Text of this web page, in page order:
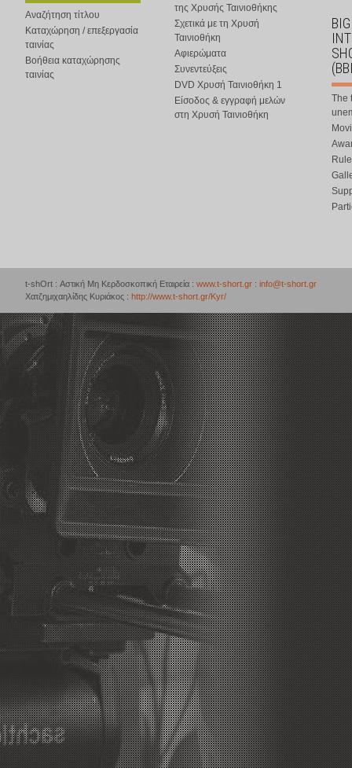
Αναζήτηση τίτλου
Καταχώρηση / επεξεργασία
ταινίας
Βοήθεια καταχώρησης
ταινίας
της Χρυσής Ταινιοθήκης
Σχετικά με τη Χρυσή
Ταινιοθήκη
Αφιερώματα
Συνεντεύξεις
DVD Χρυσή Ταινιοθήκη 1
Είσοδος & εγγραφή μελών
στη Χρυσή Ταινιοθήκη
The
t-shOrt : Αστική Μη Κερδοσκοπική Εταιρεία : www.t-short.gr : info@t-short.gr
Χατζημιχαηλίδης Κυριάκος : http://www.t-short.gr/Kyr/